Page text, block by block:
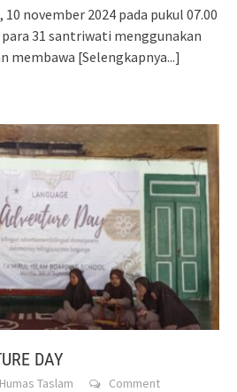
november 2024 pada pukul 07.00
31 santriwati menggunakan
membawa [Selengkapnya...]
DAY
Humas Taslam Comment